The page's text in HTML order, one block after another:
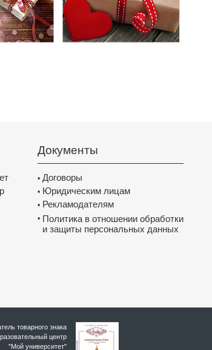
Документы
• Договоры
• Юридическим лицам
• Рекламодателям
• Политика в отношении обработки
и защиты персональных данных
товарного знака
цeнтр
"Мой университет"